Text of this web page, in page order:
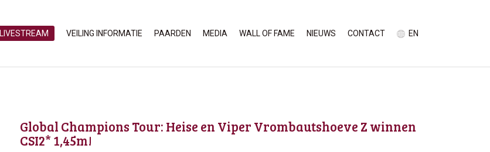
LIVESTREAM VEILING INFORMATIE PAARDEN MEDIA WALL OF FAME NIEUWS CONTACT EN
Global Champions Tour: Heise en Viper Vrombautshoeve Z winnen
CSI2* 1,45m!